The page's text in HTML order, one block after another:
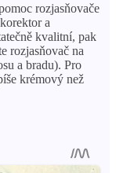
rozjasňovače
a
kvalitní, pak
rozjasňovač na
a bradu). Pro
krémový než